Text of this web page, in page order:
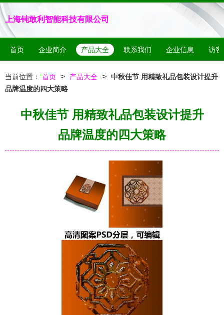
上海钝敢利智能科技有限公司
首页 企业简介 产品大全 联系我们 企业信息 访客
当前位置： 首页 > 产品大全 > 中秋佳节 用精致礼品包装设计提升
品牌温度的四大策略
中秋佳节 用精致礼品包装设计提升
品牌温度的四大策略